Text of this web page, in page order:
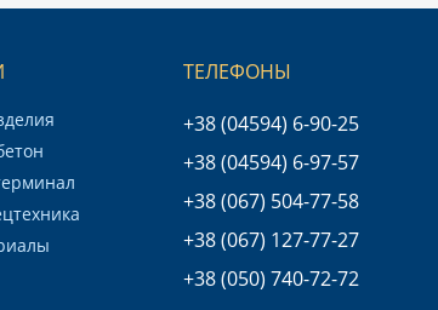
ТЕЛЕФОНЫ
+38 (04594) 6-90-25
+38 (04594) 6-97-57
+38 (067) 504-77-58
+38 (067) 127-77-27
+38 (050) 740-72-72